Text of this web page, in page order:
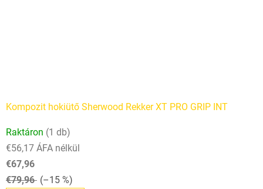
Kompozit hokiütő Sherwood Rekker XT PRO GRIP INT
Raktáron (1 db)
€56,17 ÁFA nélkül
€67,96
€79,96 (–15 %)